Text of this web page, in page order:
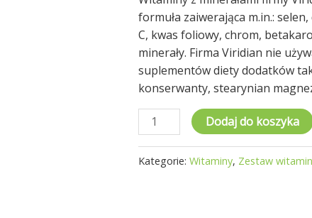
formuła zaiwerająca m.in.:
C, kwas foliowy, chrom,
minerały. Firma Viridian nie
suplementów diety dodatków
konserwanty, stearynian
Formula,
30
kapsułek,
Viridian
Dodaj do koszyka
Kategorie:Witaminy, Zestaw witamin